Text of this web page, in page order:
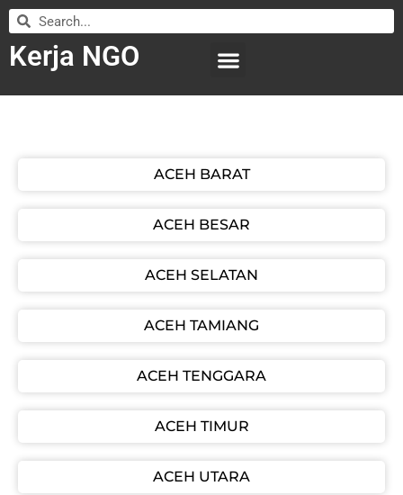
Kerja NGO
ACEH BARAT
ACEH BESAR
ACEH SELATAN
ACEH TAMIANG
ACEH TENGGARA
ACEH TIMUR
ACEH UTARA